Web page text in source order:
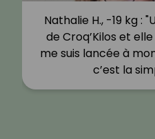
Nathalie H., -19 kg :
de Croq’Kilos et
me suis lancée à
c’est la